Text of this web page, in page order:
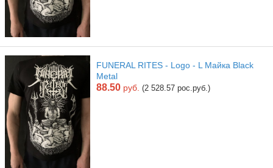
FUNERAL RITES - Logo - L Майка Black
Metal
88.50 руб. (2 528.57 рос.руб.)